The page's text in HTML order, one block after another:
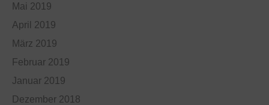
Mai 2019
April 2019
März 2019
Februar 2019
Januar 2019
Dezember 2018